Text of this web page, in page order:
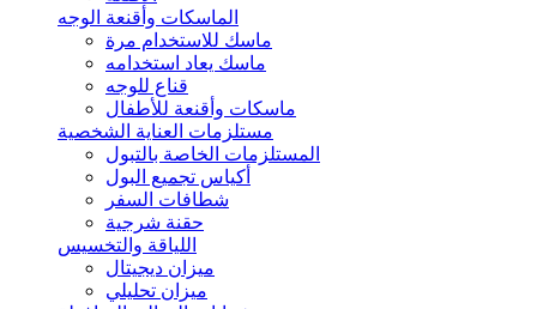
الماسكات وأقنعة الوجه
ماسك للاستخدام مرة
ماسك يعاد استخدامه
قناع للوجه
ماسكات وأقنعة للأطفال
مستلزمات العناية الشخصية
المستلزمات الخاصة بالتبول
أكياس تجميع البول
شطافات السفر
حقنة شرجية
اللياقة والتخسيس
ميزان ديجيتال
ميزان تحليلي